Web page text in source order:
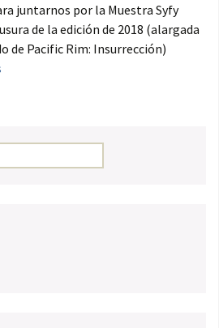
juntarnos por la Muestra Syfy
de la edición de 2018 (alargada
de Pacific Rim: Insurrección)